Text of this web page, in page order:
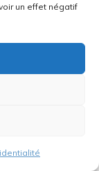
un effet négatif